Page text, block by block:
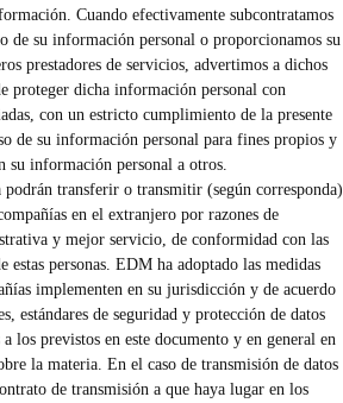
Cuando efectivamente subcontratamos
de su información personal o proporcionamos su
prestadores de servicios, advertimos a dichos
proteger dicha información personal con
con un estricto cumplimiento de la presente
de su información personal para fines propios y
su información personal a otros.
transferir o transmitir (según corresponda)
en el extranjero por razones de
y mejor servicio, de conformidad con las
estas personas. EDM ha adoptado las medidas
implementen en su jurisdicción y de acuerdo
estándares de seguridad y protección de datos
los previstos en este documento y en general en
la materia. En el caso de transmisión de datos
de transmisión a que haya lugar en los